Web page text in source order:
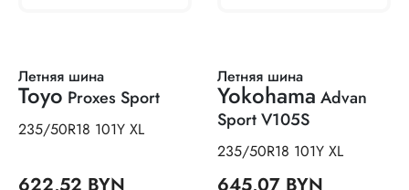
Летняя шина
Toyo Proxes Sport
235/50R18 101Y XL
Летняя шина
Yokohama Advan
Sport V105S
235/50R18 101Y XL